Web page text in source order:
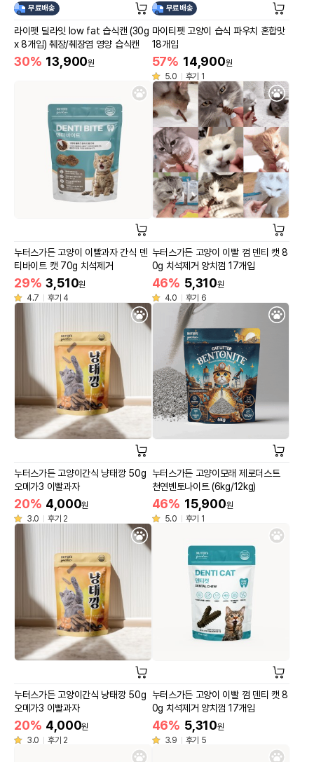
무료배송
라이펫 딜라잇 low fat 습식캔 (30g
x 8개입) 췌장/췌장염 영양 습식캔
30% 13,900원
무료배송
마이티펫 고양이 습식 파우치 혼합맛
18개입
57% 14,900원
5.0
후기 1
누터스가든 고양이 이빨과자 간식 덴
티바이트 캣 70g 치석제거
29% 3,510원
4.7
후기 4
누터스가든 고양이 이빨 껌 덴티 캣 8
0g 치석제거 양치껌 17개입
46% 5,310원
4.0
후기 6
누터스가든 고양이간식 냥태깡 50g
오메가3 이빨과자
20% 4,000원
3.0
후기 2
누터스가든 고양이모래 제로더스트
천연벤토나이트 (6kg/12kg)
46% 15,900원
5.0
후기 1
누터스가든 고양이간식 냥태깡 50g
오메가3 이빨과자
20% 4,000원
3.0
후기 2
누터스가든 고양이 이빨 껌 덴티 캣 8
0g 치석제거 양치껌 17개입
46% 5,310원
3.9
후기 5